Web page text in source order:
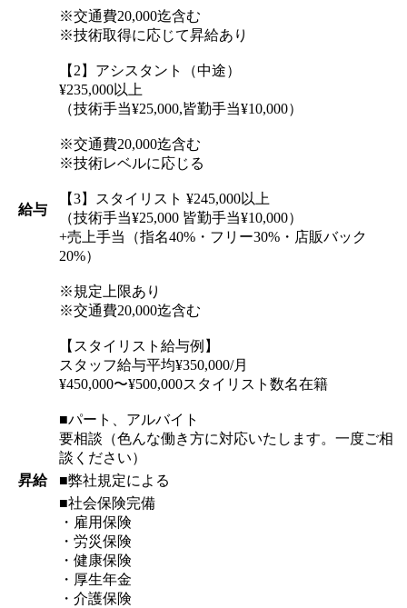
給与
※交通費20,000迄含む
※技術取得に応じて昇給あり
【2】アシスタント（中途）
¥235,000以上
（技術手当¥25,000,皆勤手当¥10,000）
※交通費20,000迄含む
※技術レベルに応じる
【3】スタイリスト ¥245,000以上
（技術手当¥25,000 皆勤手当¥10,000）
+売上手当（指名40%・フリー30%・店販バック
20%）
※規定上限あり
※交通費20,000迄含む
【スタイリスト給与例】
スタッフ給与平均¥350,000/月
¥450,000〜¥500,000スタイリスト数名在籍
■パート、アルバイト
要相談（色んな働き方に対応いたします。一度ご相
談ください）
昇給
■弊社規定による
■社会保険完備
・雇用保険
・労災保険
・健康保険
・厚生年金
・介護保険